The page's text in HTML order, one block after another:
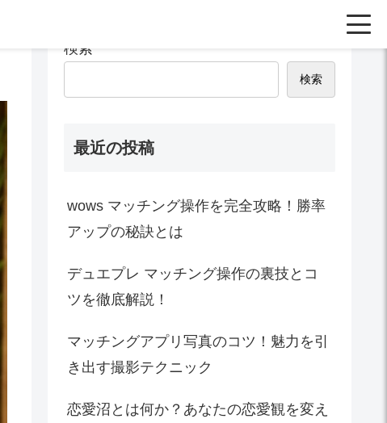
検索
検索
最近の投稿
wows マッチング操作を完全攻略！勝率
アップの秘訣とは
デュエプレ マッチング操作の裏技とコ
ツを徹底解説！
マッチングアプリ写真のコツ！魅力を引
き出す撮影テクニック
恋愛沼とは何か？あなたの恋愛観を変え